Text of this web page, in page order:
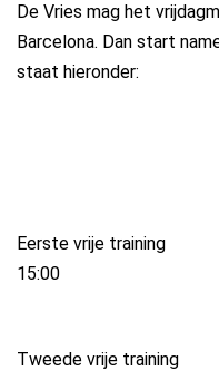
De Vries mag het
Barcelona. Dan start
staat hieronder:
Eerste vrije
15:00
Tweede vrije